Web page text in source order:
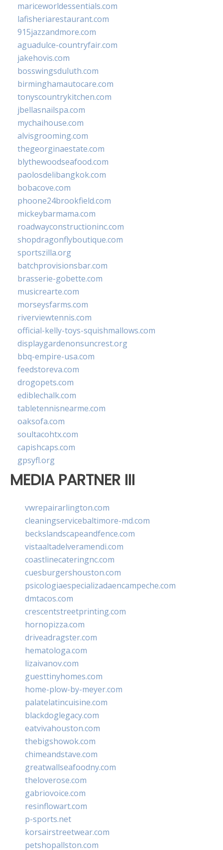
mariceworldessentials.com
lafisheriarestaurant.com
915jazzandmore.com
aguadulce-countryfair.com
jakehovis.com
bosswingsduluth.com
birminghamautocare.com
tonyscountrykitchen.com
jbellasnailspa.com
mychaihouse.com
alvisgrooming.com
thegeorginaestate.com
blythewoodseafood.com
paolosdelibangkok.com
bobacove.com
phoone24brookfield.com
mickeybarmama.com
roadwayconstructioninc.com
shopdragonflyboutique.com
sportszilla.org
batchprovisionsbar.com
brasserie-gobette.com
musicrearte.com
morseysfarms.com
riverviewtennis.com
official-kelly-toys-squishmallows.com
displaygardenonsuncrest.org
bbq-empire-usa.com
feedstoreva.com
drogopets.com
ediblechalk.com
tabletennisnearme.com
oaksofa.com
soultacohtx.com
capishcaps.com
gpsyfl.org
MEDIA PARTNER III
vwrepairarlington.com
cleaningservicebaltimore-md.com
beckslandscapeandfence.com
vistaaltadelveramendi.com
coastlinecateringnc.com
cuesburgershouston.com
psicologiaespecializadaencampeche.com
dmtacos.com
crescentstreetprinting.com
hornopizza.com
driveadragster.com
hematologa.com
lizaivanov.com
guesttinyhomes.com
home-plow-by-meyer.com
palatelatincuisine.com
blackdoglegacy.com
eatvivahouston.com
thebigshowok.com
chimeandstave.com
greatwallseafoodny.com
theloverose.com
gabriovoice.com
resinflowart.com
p-sports.net
korsairstreetwear.com
petshopallston.com